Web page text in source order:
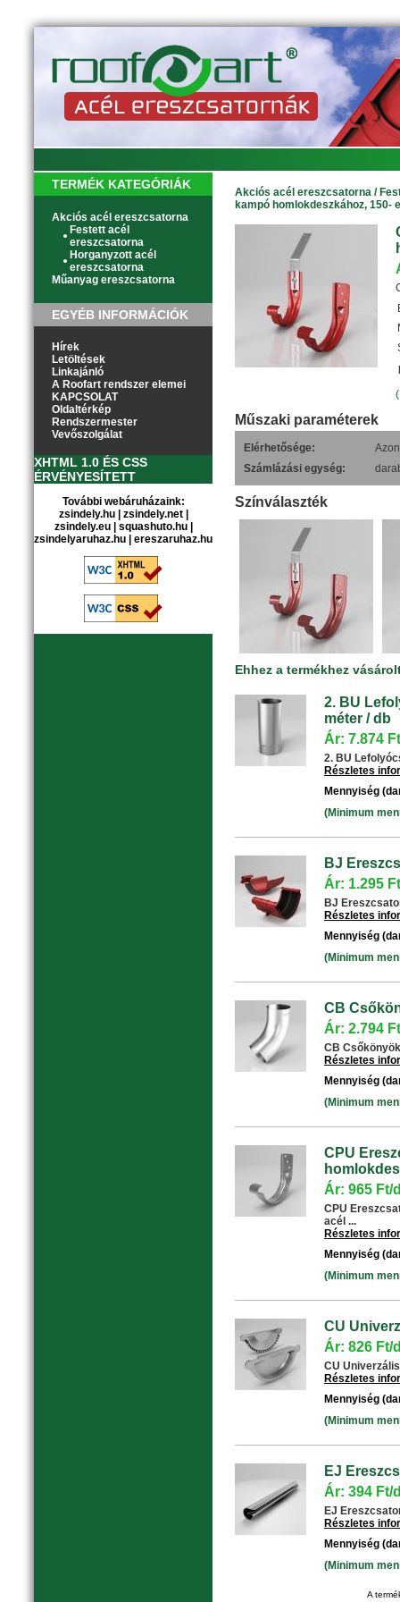
TERMÉK KATEGÓRIÁK
Akciós acél ereszcsatorna
Festett acél
ereszcsatorna
Horganyzott acél
ereszcsatorna
Műanyag ereszcsatorna
EGYÉB INFORMÁCIÓK
Hírek
Letöltések
Linkajánló
A Roofart rendszer elemei
KAPCSOLAT
Oldaltérkép
Rendszermester
Vevőszolgálat
XHTML 1.0 ÉS CSS
ÉRVÉNYESÍTETT
További webáruházaink:
zsindely.hu| zsindely.net|
zsindely.eu| squashuto.hu|
zsindelyaruhaz.hu
ereszaruhaz.hu
Akciós acél ereszcsatorna /
kampó homlokdeszkához, 150-
Műszaki paraméterek
Elérhetősége:
Számlázási egység:
Színválaszték
Ehhez a termékhez
2. BU
méter / db
Ár: 7.874
2. BU
Részletes
Mennyiség
(Minimum
BJ
Ár: 1.295
BJ
Részletes
Mennyiség
(Minimum
CB
Ár: 2.794
CB
Részletes
Mennyiség
(Minimum
CPU
Ár: 965 Ft/
CPU
acél ...
Részletes
Mennyiség
(Minimum
CU
Ár: 826 Ft/
CU
Részletes
Mennyiség
(Minimum
EJ
Ár: 394 Ft/
EJ
Részletes
Mennyiség
(Minimum
A